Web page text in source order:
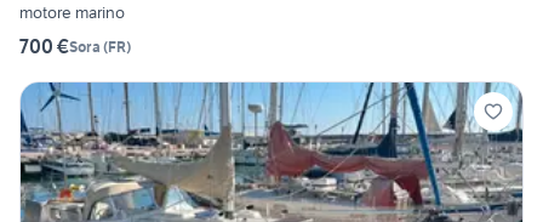
motore marino
700 €Sora (FR)